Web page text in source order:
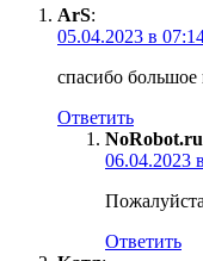
ArS:
05.04.2023 в
спасибо большое
Ответить
NoRobot.ru
06.04.2023
Ответить